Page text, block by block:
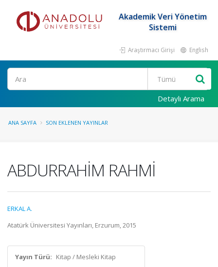
Akademik Veri Yönetim
Sistemi
Araştırmacı Girişi English
Ara
Detaylı Arama
ANA SAYFA SON EKLENEN YAYINLAR
ABDURRAHİM RAHMİ
ERKAL A.
Atatürk Üniversitesi Yayınları, Erzurum, 2015
Yayın Türü: Kitap / Mesleki Kitap